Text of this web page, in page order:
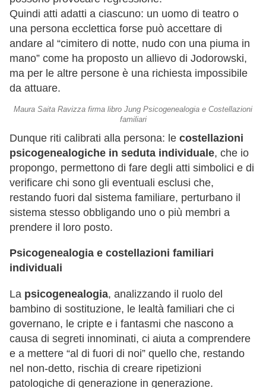
Quindi atti adatti a ciascuno: un uomo di teatro o
una persona ecclettica forse può accettare di
andare al “cimitero di notte, nudo con una piuma in
mano” come ha proposto un allievo di Jodorowski,
ma per le altre persone è una richiesta impossibile
da attuare.
Maura Saita Ravizza firma libro Jung Psicogenealogia e Costellazioni
familiari
Dunque riti calibrati alla persona: le costellazioni
psicogenealogiche in seduta individuale, che io
propongo, permettono di fare degli atti simbolici e di
verificare chi sono gli eventuali esclusi che,
restando fuori dal sistema familiare, perturbano il
sistema stesso obbligando uno o più membri a
prendere il loro posto.
Psicogenealogia e costellazioni familiari
individuali
La psicogenealogia, analizzando il ruolo del
bambino di sostituzione, le lealtà familiari che ci
governano, le cripte e i fantasmi che nascono a
causa di segreti innominati, ci aiuta a comprendere
e a mettere “al di fuori di noi” quello che, restando
nel non-detto, rischia di creare ripetizioni
patologiche di generazione in generazione.